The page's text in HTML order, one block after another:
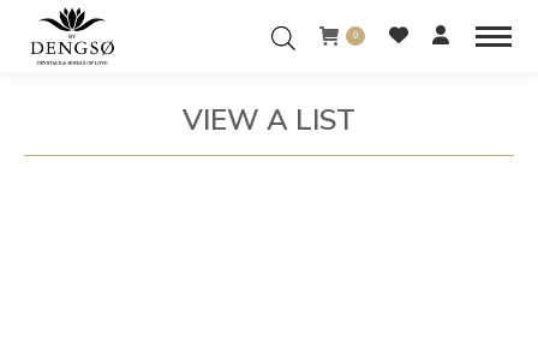
0
VIEW A LIST
You are here: